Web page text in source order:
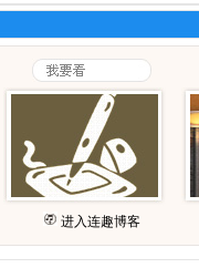
进入连趣博客